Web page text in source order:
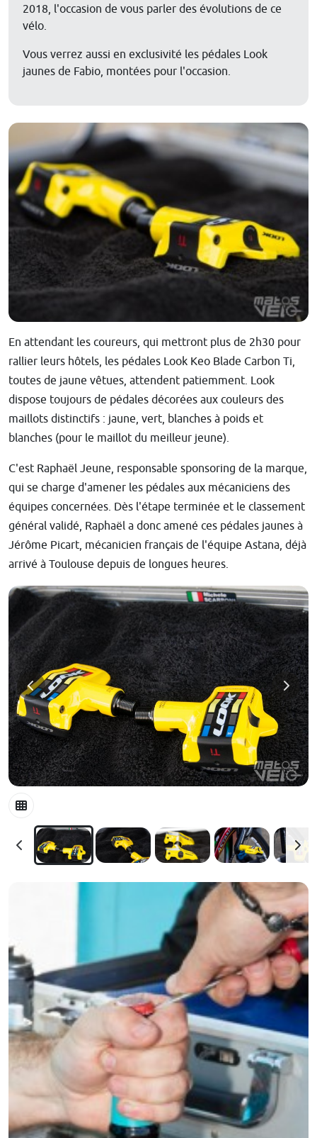
2018, l'occasion de vous parler des évolutions de ce
vélo.
Vous verrez aussi en exclusivité les pédales Look
jaunes de Fabio, montées pour l'occasion.
En attendant les coureurs, qui mettront plus de 2h30 pour
rallier leurs hôtels, les pédales Look Keo Blade Carbon Ti,
toutes de jaune vêtues, attendent patiemment. Look
dispose toujours de pédales décorées aux couleurs des
maillots distinctifs : jaune, vert, blanches à poids et
blanches (pour le maillot du meilleur jeune).
C'est Raphaël Jeune, responsable sponsoring de la marque,
qui se charge d'amener les pédales aux mécaniciens des
équipes concernées. Dès l'étape terminée et le classement
général validé, Raphaël a donc amené ces pédales jaunes à
Jérôme Picart, mécanicien français de l'équipe Astana, déjà
arrivé à Toulouse depuis de longues heures.